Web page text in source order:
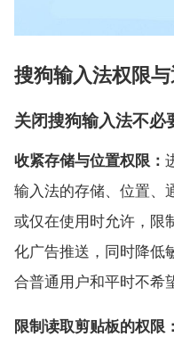
搜狗输入法权限
关闭搜狗输入法不必
收紧存储与位置权限：
输入法的存储、位置、
或仅在使用时允许，限
化广告推送，同时降低
合普通用户和平时不希
限制读取剪贴板的权限：